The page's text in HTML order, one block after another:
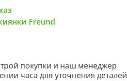
Freund
покупки и наш менеджер
часа для уточнения деталей